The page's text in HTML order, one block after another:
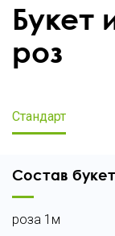
Букет
роз
Стандарт
Состав
роза 1м